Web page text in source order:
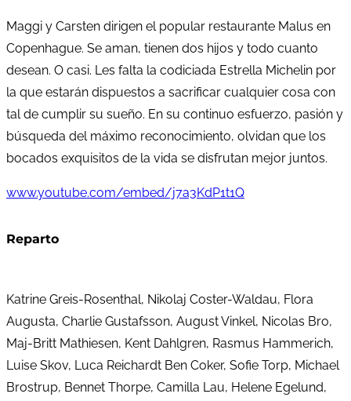
Maggi y Carsten dirigen el popular restaurante Malus en
Copenhague. Se aman, tienen dos hijos y todo cuanto
desean. O casi. Les falta la codiciada Estrella Michelin por
la que estarán dispuestos a sacrificar cualquier cosa con
tal de cumplir su sueño. En su continuo esfuerzo, pasión y
búsqueda del máximo reconocimiento, olvidan que los
bocados exquisitos de la vida se disfrutan mejor juntos.
www.youtube.com/embed/j7a3KdP1t1Q
Reparto
Katrine Greis-Rosenthal, Nikolaj Coster-Waldau, Flora
Augusta, Charlie Gustafsson, August Vinkel, Nicolas Bro,
Maj-Britt Mathiesen, Kent Dahlgren, Rasmus Hammerich,
Luise Skov, Luca Reichardt Ben Coker, Sofie Torp, Michael
Brostrup, Bennet Thorpe, Camilla Lau, Helene Egelund,